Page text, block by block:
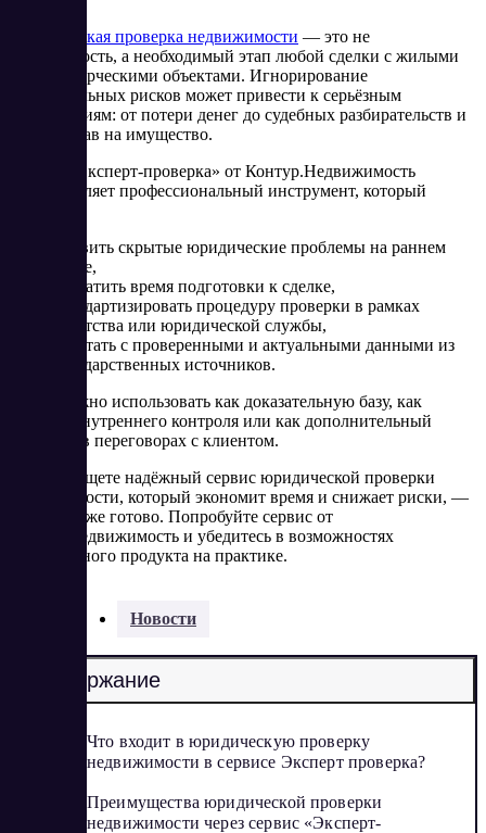
Юридическая проверка недвижимости — это не
формальность, а необходимый этап любой сделки с жилыми
или коммерческими объектами. Игнорирование
потенциальных рисков может привести к серьёзным
последствиям: от потери денег до судебных разбирательств и
утраты прав на имущество.
Сервис «Эксперт‑проверка» от Контур.Недвижимость
предоставляет профессиональный инструмент, который
выявить скрытые юридические проблемы на раннем
этапе,
сократить время подготовки к сделке,
стандартизировать процедуру проверки в рамках
агентства или юридической службы,
работать с проверенными и актуальными данными из
государственных источников.
Отчёт можно использовать как доказательную базу, как
элемент внутреннего контроля или как дополнительный
аргумент в переговорах с клиентом.
Если вы ищете надёжный сервис юридической проверки
недвижимости, который экономит время и снижает риски, —
решение уже готово. Попробуйте сервис от
Контур.Недвижимость и убедитесь в возможностях
программного продукта на практике.
Новости
Содержание
Что входит в юридическую проверку
недвижимости в сервисе Эксперт проверка?
Преимущества юридической проверки
недвижимости через сервис «Эксперт-